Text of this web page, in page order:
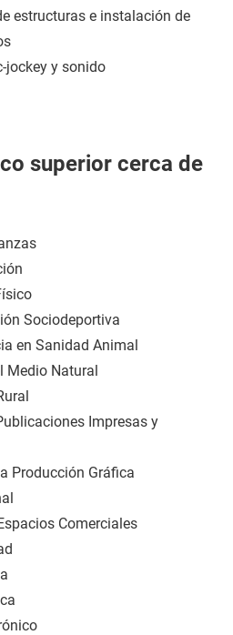
estructuras e instalación de
jockey y sonido
superior cerca de
Sociodeportiva
en Sanidad Animal
Medio Natural
Impresas y
Producción Gráfica
Comerciales